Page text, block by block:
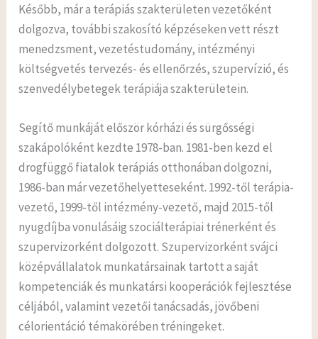
Később, már a terápiás szakterületen vezetőként
dolgozva, további szakosító képzéseken vett részt
menedzsment, vezetéstudomány, intézményi
költségvetés tervezés- és ellenőrzés, szupervízió, és
szenvedélybetegek terápiája szakterületein.
Segítő munkáját először kórházi és sürgősségi
szakápolóként kezdte 1978-ban. 1981-ben kezd el
drogfüggő fiatalok terápiás otthonában dolgozni,
1986-ban már vezetőhelyetteseként. 1992-től terápia-
vezető, 1999-től intézmény-vezető, majd 2015-től
nyugdíjba vonulásáig szociálterápiai trénerként és
szupervizorként dolgozott. Szupervizorként svájci
középvállalatok munkatársainak tartott a saját
kompetenciák és munkatársi kooperációk fejlesztése
céljából, valamint vezetői tanácsadás, jövőbeni
célorientáció témakörében tréningeket.